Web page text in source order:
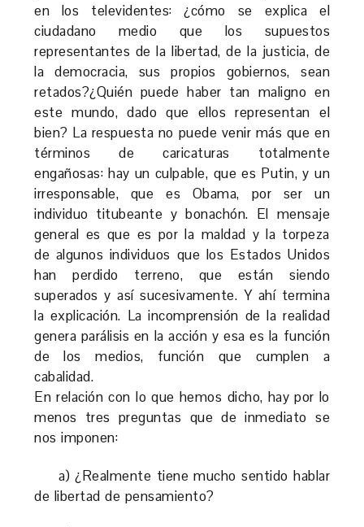
en los televidentes: ¿cómo se explica el
ciudadano medio que los supuestos
representantes de la libertad, de la justicia, de
la democracia, sus propios gobiernos, sean
retados?¿Quién puede haber tan maligno en
este mundo, dado que ellos representan el
bien? La respuesta no puede venir más que en
términos de caricaturas totalmente
engañosas: hay un culpable, que es Putin, y un
irresponsable, que es Obama, por ser un
individuo titubeante y bonachón. El mensaje
general es que es por la maldad y la torpeza
de algunos individuos que los Estados Unidos
han perdido terreno, que están siendo
superados y así sucesivamente. Y ahí termina
la explicación. La incomprensión de la realidad
genera parálisis en la acción y esa es la función
de los medios, función que cumplen a
cabalidad.
En relación con lo que hemos dicho, hay por lo
menos tres preguntas que de inmediato se
nos imponen:
a) ¿Realmente tiene mucho sentido hablar
de libertad de pensamiento?